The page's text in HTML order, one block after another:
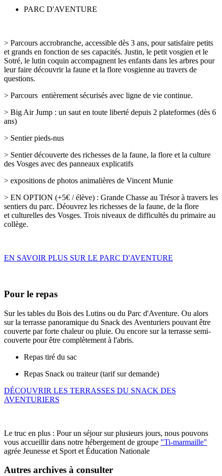
PARC D'AVENTURE
> Parcours accrobranche, accessible dès 3 ans, pour satisfaire petits
et grands en fonction de ses capacités. Justin, le petit vosgien et le
Sotré, le lutin coquin accompagnent les enfants dans les arbres pour
leur faire découvrir la faune et la flore vosgienne au travers de
questions.
> Parcours entièrement sécurisés avec ligne de vie continue.
> Big Air Jump : un saut en toute liberté depuis 2 plateformes (dès 6
ans)
> Sentier pieds-nus
> Sentier découverte des richesses de la faune, la flore et la culture
des Vosges avec des panneaux explicatifs
> expositions de photos animalières de Vincent Munie
> EN OPTION (+5€ / élève) : Grande Chasse au Trésor à travers les
sentiers du parc. Déouvrez les richesses de la faune, de la flore
et culturelles des Vosges. Trois niveaux de difficultés du primaire au
collège.
EN SAVOIR PLUS SUR LE PARC D'AVENTURE
Pour le repas
Sur les tables du Bois des Lutins ou du Parc d'Aventure. Ou alors
sur la terrasse panoramique du Snack des Aventuriers pouvant être
couverte par forte chaleur ou pluie. Ou encore sur la terrasse semi-
couverte pour être complètement à l'abris.
Repas tiré du sac
Repas Snack ou traiteur (tarif sur demande)
DÉCOUVRIR LES TERRASSES DU SNACK DES
AVENTURIERS
Le truc en plus : Pour un séjour sur plusieurs jours, nous pouvons
vous accueillir dans notre hébergement de groupe "Ti-marmaille"
agrée Jeunesse et Sport et Éducation Nationale
Autres archives à consulter